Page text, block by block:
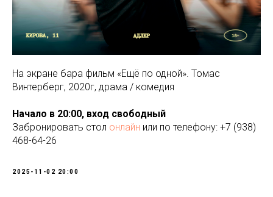
На экране бара фильм «Ещё по одной». Томас
Винтерберг, 2020г, драма / комедия
Начало в 20:00, вход свободный
Забронировать стол онлайн или по телефону: +7 (938)
468-64-26
2025-11-02 20:00